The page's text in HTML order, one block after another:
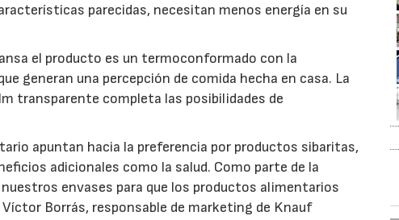
parecidas, necesitan menos energía en su
el producto es un termoconformado con la
generan una percepción de comida hecha en casa. La
transparente completa las posibilidades de
apuntan hacia la preferencia por productos sibaritas,
adicionales como la salud. Como parte de la
envases para que los productos alimentarios
Borrás, responsable de marketing de Knauf